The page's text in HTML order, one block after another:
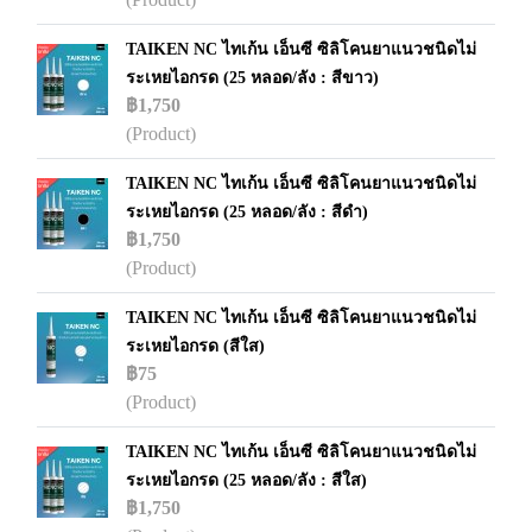
TAIKEN NC ไทเก้น เอ็นซี ซิลิโคนยาแนวชนิดไม่
ระเหยไอกรด (25 หลอด/ลัง : สีขาว)
฿1,750
(Product)
TAIKEN NC ไทเก้น เอ็นซี ซิลิโคนยาแนวชนิดไม่
ระเหยไอกรด (25 หลอด/ลัง : สีดำ)
฿1,750
(Product)
TAIKEN NC ไทเก้น เอ็นซี ซิลิโคนยาแนวชนิดไม่
ระเหยไอกรด (สีใส)
฿75
(Product)
TAIKEN NC ไทเก้น เอ็นซี ซิลิโคนยาแนวชนิดไม่
ระเหยไอกรด (25 หลอด/ลัง : สีใส)
฿1,750